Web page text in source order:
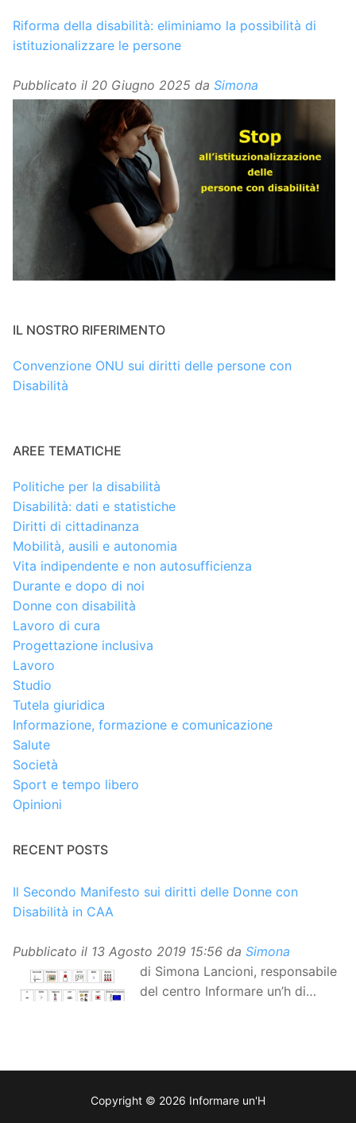
Riforma della disabilità: eliminiamo la possibilità di
istituzionalizzare le persone
Pubblicato il 20 Giugno 2025 da Simona
IL NOSTRO RIFERIMENTO
Convenzione ONU sui diritti delle persone con
Disabilità
AREE TEMATICHE
Politiche per la disabilità
Disabilità: dati e statistiche
Diritti di cittadinanza
Mobilità, ausili e autonomia
Vita indipendente e non autosufficienza
Durante e dopo di noi
Donne con disabilità
Lavoro di cura
Progettazione inclusiva
Lavoro
Studio
Tutela giuridica
Informazione, formazione e comunicazione
Salute
Società
Sport e tempo libero
Opinioni
RECENT POSTS
Il Secondo Manifesto sui diritti delle Donne con
Disabilità in CAA
Pubblicato il 13 Agosto 2019 15:56 da Simona
di Simona Lancioni, responsabile
del centro Informare un’h di
aumentativa alternativa (CAA) del “Secondo Manifesto
nell’Unione Europea”. La rivendicazione ed il
Copyright © 2026 Informare un'H